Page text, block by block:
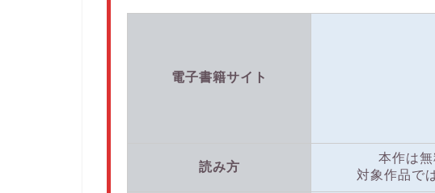
電子書籍サイト
読み方
本作は
対象作品で